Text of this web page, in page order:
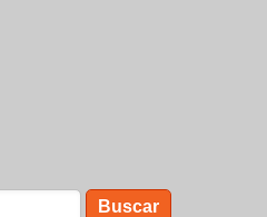
Buscar